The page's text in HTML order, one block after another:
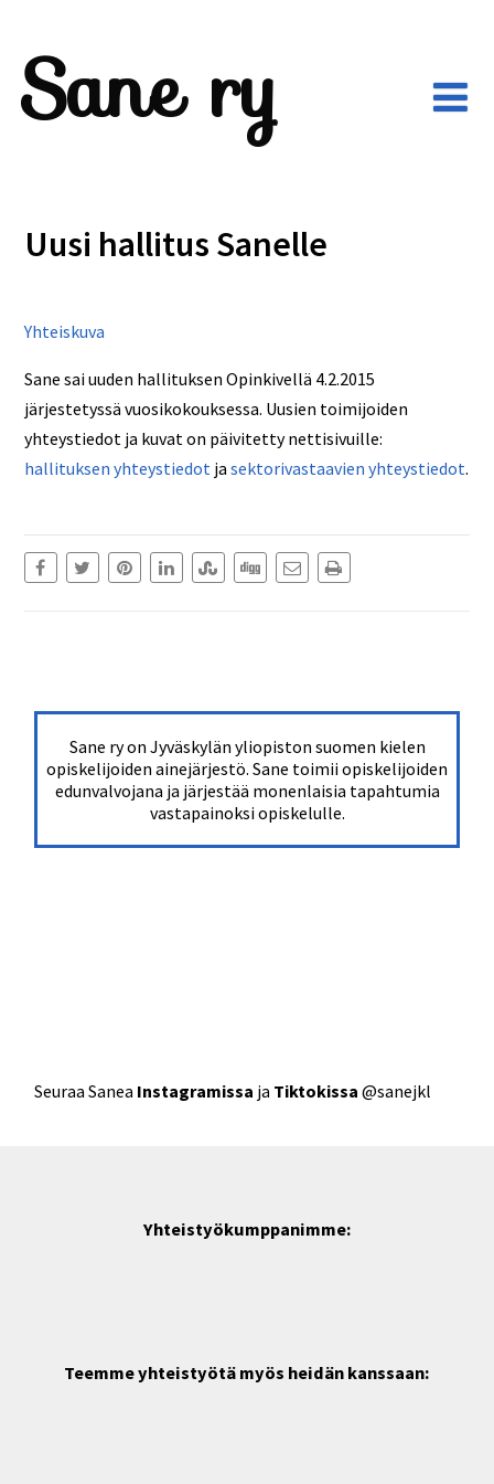
Sane ry
Uusi hallitus Sanelle
Yhteiskuva
Sane sai uuden hallituksen Opinkivellä 4.2.2015
järjestetyssä vuosikokouksessa. Uusien toimijoiden
yhteystiedot ja kuvat on päivitetty nettisivuille:
hallituksen yhteystiedotja sektorivastaavien yhteystiedot.
Sane ry on Jyväskylän yliopiston suomen kielen
opiskelijoiden ainejärjestö. Sane toimii opiskelijoiden
edunvalvojana ja järjestää monenlaisia tapahtumia
vastapainoksi opiskelulle.
Seuraa Sanea Instagramissa ja Tiktokissa @sanejkl
Yhteistyökumppanimme:
Teemme yhteistyötä myös heidän kanssaan: